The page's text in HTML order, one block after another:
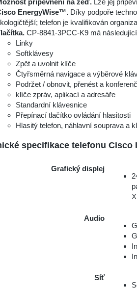
připevnění na zeď. Lze jej
EnergyWise™. Díky podpoře
telefon je kvalifikován
CP-8841-3PCC-K9 má
Linky
Softklávesy
Zpět a uvolnit klíče
Čtyřsměrná navigace a výběrové
Podržet / obnovit, přenést a
klíče zpráv, aplikací a adresáře
Standardní klávesnice
Přepínací tlačítko ovládání hlasitosti
Hlasitý telefon, náhlavní souprava a
specifikace telefonu Cisco
Grafický displej
Audio
Síť